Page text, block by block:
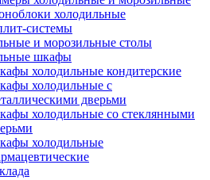
холодильные
системы
и морозильные столы
шкафы
холодильные кондитерские
холодильные с
дверьми
холодильные со стеклянными
холодильные